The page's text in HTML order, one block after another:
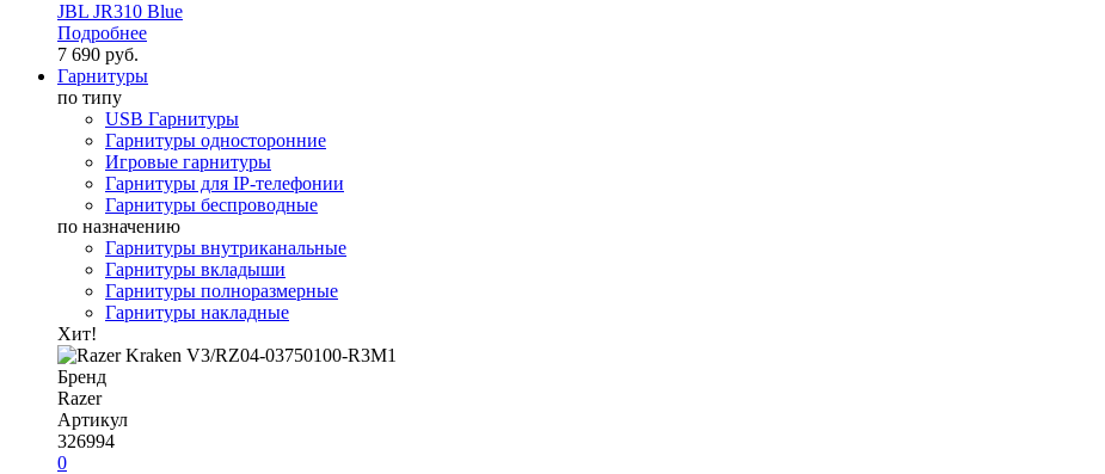
JBL JR310 Blue
Подробнее
7 690 руб.
Гарнитуры
по типу
USB Гарнитуры
Гарнитуры односторонние
Игровые гарнитуры
Гарнитуры для IP-телефонии
Гарнитуры беспроводные
по назначению
Гарнитуры внутриканальные
Гарнитуры вкладыши
Гарнитуры полноразмерные
Гарнитуры накладные
Хит!
Бренд
Razer
Артикул
326994
0